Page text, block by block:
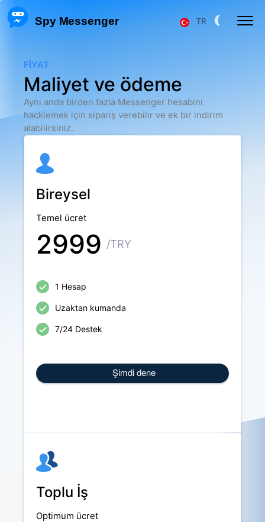
Spy Messenger TR
FB MESSENGER HESABINI GERI YÜKLEME
FACEBOOK KULLANICI KONUMU
FB MESSENGER TAKIP
MESSENGER ÇAĞRILARINI TAKIP ETME
Fiyat
F.A.Q.
Ortaklık Programı
FIYAT
Maliyet ve ödeme
Aynı anda birden fazla Messenger hesabını
hacklemek için sipariş verebilir ve ek bir indirim
alabilirsiniz.
Bireysel
Temel ücret
2999 /TRY
1 Hesap
Uzaktan kumanda
7/24 Destek
Şimdi dene
Toplu İş
Optimum ücret